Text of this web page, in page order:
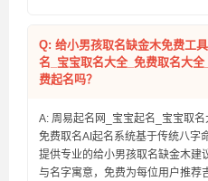
Q: 给小男孩取名缺金木免费工
名_宝宝取名大全_免费取名大
费起名吗？
A: 周易起名网_宝宝起名_宝宝取
免费取名AI起名系统基于传统八字
提供专业的给小男孩取名缺金木建
与名字寓意，免费为每位用户推荐